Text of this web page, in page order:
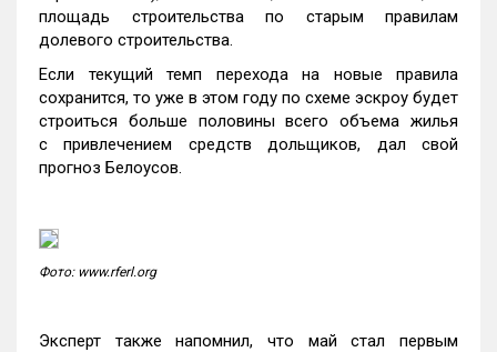
площадь строительства по старым правилам
долевого строительства.
Если текущий темп перехода на новые правила
сохранится, то уже в этом году по схеме эскроу будет
строиться больше половины всего объема жилья
с привлечением средств дольщиков, дал свой
прогноз Белоусов.
Фото: www.rferl.org
Эксперт также напомнил, что май стал первым